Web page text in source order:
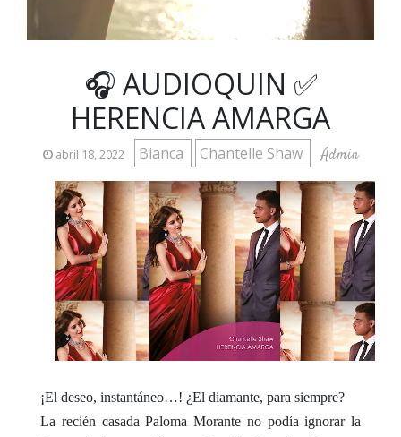
🎧 AUDIOQUIN ✅
HERENCIA AMARGA
abril 18, 2022 Bianca Chantelle Shaw Admin
¡El deseo, instantáneo…! ¿El diamante, para siempre?
La recién casada Paloma Morante no podía ignorar la